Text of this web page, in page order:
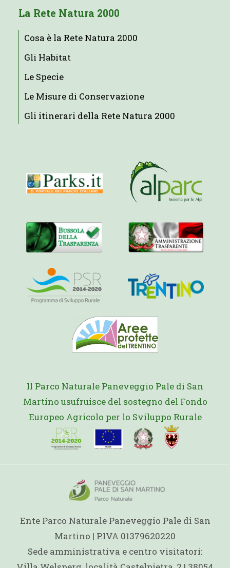
La Rete Natura 2000
Cosa è la Rete Natura 2000
Gli Habitat
Le Specie
Le Misure di Conservazione
Gli itinerari della Rete Natura 2000
Il Parco Naturale Paneveggio Pale di San
Martino usufruisce del sostegno del Fondo
Europeo Agricolo per lo Sviluppo Rurale
Ente Parco Naturale Paneveggio Pale di San
Martino | P.IVA 01379620220
Sede amministrativa e centro visitatori: